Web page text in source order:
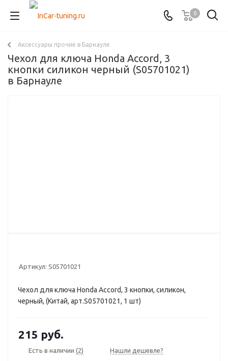
0
Аксессуары прочие в Барнауле
Чехол для ключа Honda Accord, 3
кнопки силикон черный (S05701021)
в Барнауле
Артикул: S05701021
Чехол для ключа Honda Accord, 3 кнопки, силикон,
черный, (Китай, арт.S05701021, 1 шт)
215 руб.
Есть в наличии (2) Нашли дешевле?